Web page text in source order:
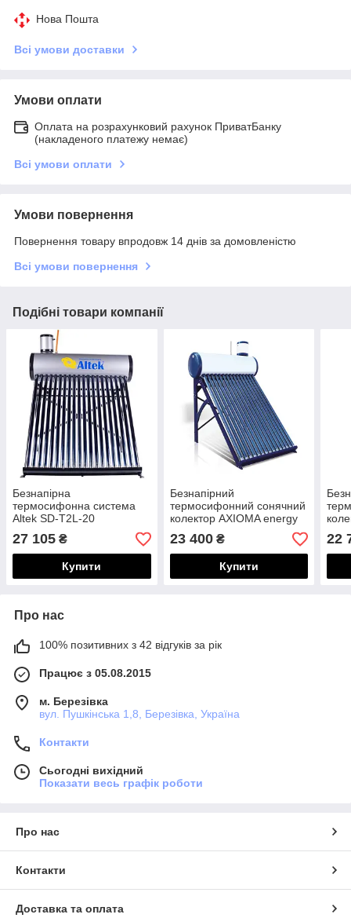
Нова Пошта
Всі умови доставки
Умови оплати
Оплата на розрахунковий рахунок ПриватБанку
(накладеного платежу немає)
Всі умови оплати
Умови повернення
Повернення товару впродовж 14 днів за домовленістю
Всі умови повернення
Подібні товари компанії
Безнапірна
термосифонна система
Altek SD-T2L-20
27 105 ₴
Купити
Безнапірний
термосифонний сонячний
колектор AXIOMA energy
AX-30 (300 л)
23 400₴
Купити
15
22
Про нас
100% позитивних з 42 відгуків за рік
Працює з 05.08.2015
м. Березівка
вул. Пушкінська 1,8, Березівка, Україна
Контакти
Сьогодні вихідний
Показати весь графік роботи
Про нас
Контакти
Доставка та оплата